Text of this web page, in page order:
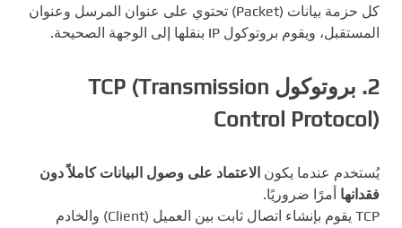
كل حزمة بيانات (Packet) تحتوي على عنوان المرسل وعنوان
المستقبل، ويقوم بروتوكول IP بنقلها إلى الوجهة الصحيحة.
2.
بروتوكول TCP (Transmission
Control Protocol)
يُستخدم عندما يكون الاعتماد على وصول البيانات كاملاً دون
فقدانها أمرًا ضروريًا.
TCP يقوم بإنشاء اتصال ثابت بين العميل (Client) والخادم